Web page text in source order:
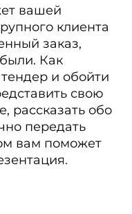
вашей
клиента
заказ,
Как
и обойти
свою
рассказать обо
передать
вам поможет